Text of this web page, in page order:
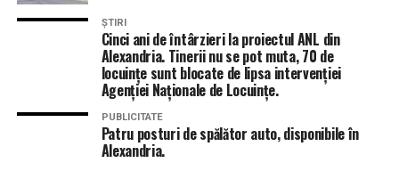
ȘTIRI
Cinci ani de întârzieri la proiectul ANL din
Alexandria. Tinerii nu se pot muta, 70 de
locuințe sunt blocate de lipsa intervenției
Agenției Naționale de Locuințe.
PUBLICITATE
Patru posturi de spălător auto, disponibile în
Alexandria.